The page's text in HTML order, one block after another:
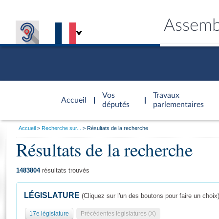
Accueil
d'accueil
Vos
députés
Travaux
parlementaires
Général
Vous
Accueil Recherche sur... Résultats de la recherche
Résultats de la recherche
1483804résultats trouvés
LÉGISLATURE (Cliquez sur l'un des boutons pour faire un choix)
17e législature Précédentes législatures (X)